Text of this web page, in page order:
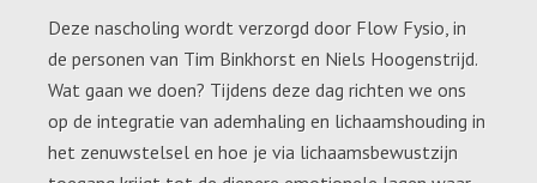
Deze nascholing wordt verzorgd door Flow Fysio, in
de personen van Tim Binkhorst en Niels Hoogenstrijd.
Wat gaan we doen? Tijdens deze dag richten we ons
op de integratie van ademhaling en lichaamshouding in
het zenuwstelsel en hoe je via lichaamsbewustzijn